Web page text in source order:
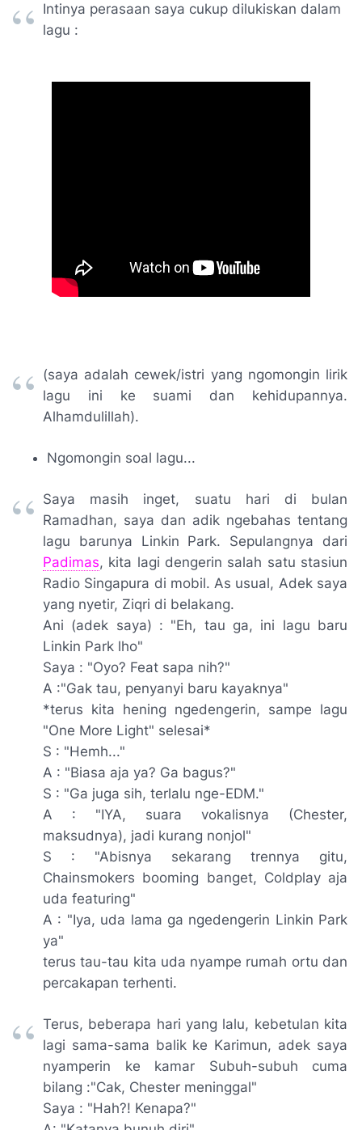
Intinya perasaan saya cukup dilukiskan dalam
lagu :
(saya adalah cewek/istri yang ngomongin lirik
lagu ini ke suami dan kehidupannya.
Alhamdulillah).
Ngomongin soal lagu...
Saya masih inget, suatu hari di bulan
Ramadhan, saya dan adik ngebahas tentang
lagu barunya Linkin Park. Sepulangnya dari
Padimas, kita lagi dengerin salah satu stasiun
Radio Singapura di mobil. As usual, Adek saya
yang nyetir, Ziqri di belakang.
Ani (adek saya) : "Eh, tau ga, ini lagu baru
Linkin Park lho"
Saya : "Oyo? Feat sapa nih?"
A :"Gak tau, penyanyi baru kayaknya"
*terus kita hening ngedengerin, sampe lagu
"One More Light" selesai*
S : "Hemh..."
A : "Biasa aja ya? Ga bagus?"
S : "Ga juga sih, terlalu nge-EDM."
A : "IYA, suara vokalisnya (Chester,
maksudnya), jadi kurang nonjol"
S : "Abisnya sekarang trennya gitu,
Chainsmokers booming banget, Coldplay aja
uda featuring"
A : "Iya, uda lama ga ngedengerin Linkin Park
ya"
terus tau-tau kita uda nyampe rumah ortu dan
percakapan terhenti.
Terus, beberapa hari yang lalu, kebetulan kita
lagi sama-sama balik ke Karimun, adek saya
nyamperin ke kamar Subuh-subuh cuma
bilang :"Cak, Chester meninggal"
Saya : "Hah?! Kenapa?"